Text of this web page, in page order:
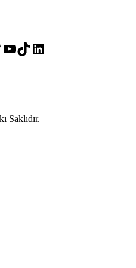
YouTube
TikTokLinkedIn
Saklıdır.